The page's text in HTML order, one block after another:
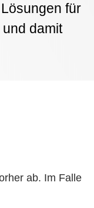
für
damit
ab. Im Falle